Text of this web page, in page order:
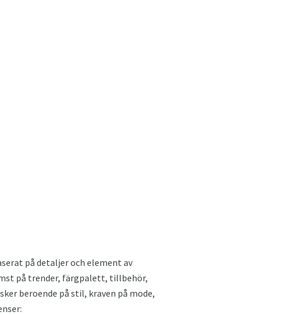
på detaljer och element av
på trender, färgpalett, tillbehör,
beroende på stil, kraven på mode,